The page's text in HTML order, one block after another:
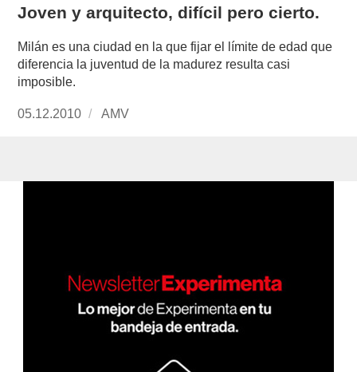
Joven y arquitecto, difícil pero cierto.
Milán es una ciudad en la que fijar el límite de edad que
diferencia la juventud de la madurez resulta casi
imposible.
Publicado
05.12.2010 https://www.experimenta.es/author/AMV/
AMV